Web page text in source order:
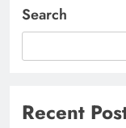
Search
Recent